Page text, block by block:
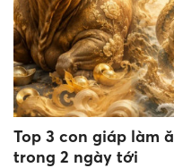
Top 3 con giáp làm
trong 2 ngày tới